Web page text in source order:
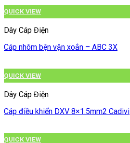
QUICK VIEW
Dây Cáp Điện
Cáp nhôm bện vặn xoắn – ABC 3X
QUICK VIEW
Dây Cáp Điện
Cáp điều khiển DXV 8×1.5mm2 Cadivi
QUICK VIEW